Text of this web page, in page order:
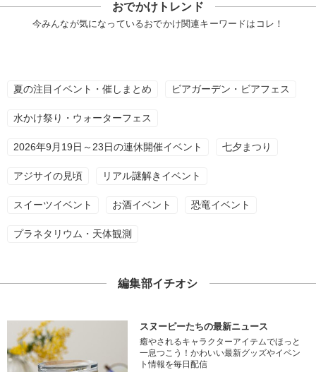
おでかけトレンド
今みんなが気になっているおでかけ関連キーワードはコレ！
夏の注目イベント・催しまとめ ビアガーデン・ビアフェス
水かけ祭り・ウォーターフェス
2026年9月19日～23日の連休開催イベント 七夕まつり
アジサイの見頃 リアル謎解きイベント
スイーツイベント お酒イベント 恐竜イベント
プラネタリウム・天体観測
編集部イチオシ
スヌーピーたちの最新ニュース
癒やされるキャラクターアイテムでほっと
一息つこう！かわいい最新グッズやイベン
ト情報を毎日配信